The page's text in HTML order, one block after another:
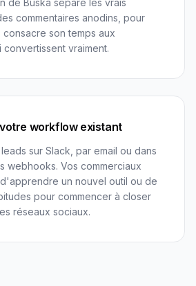
de Buska sépare les vrais
commentaires anodins, pour
son temps aux
vraiment.
workflow existant
sur Slack, par email ou dans
webhooks. Vos commerciaux
un nouvel outil ou de
pour commencer à closer
réseaux sociaux.